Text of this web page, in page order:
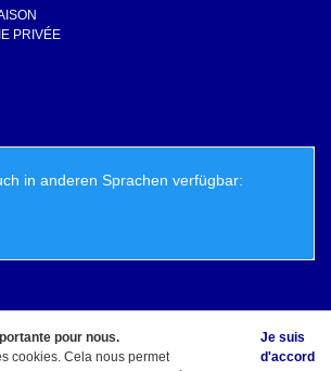
PRIVÉE
in anderen Sprachen verfügbar:
- Marco Schirle Tous droits réservés
pour nous.
cookies. Cela nous permet
Je suis
d'accord